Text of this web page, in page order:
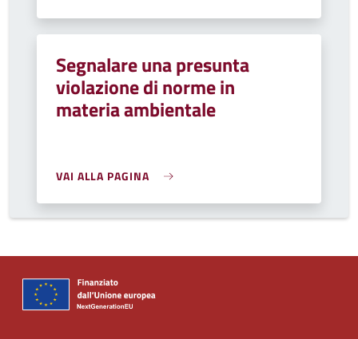
Segnalare una presunta
violazione di norme in
materia ambientale
VAI ALLA PAGINA